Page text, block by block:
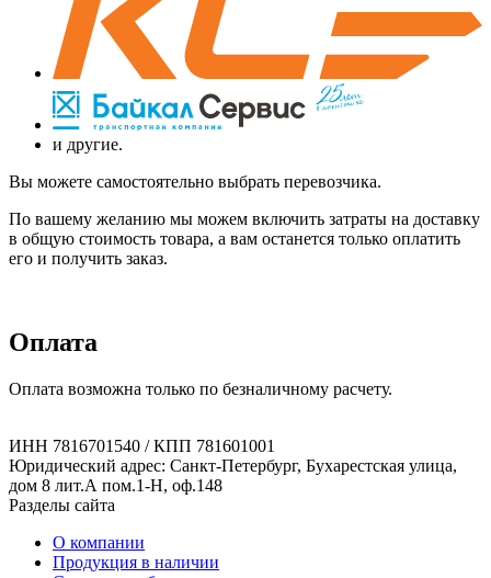
и другие.
Вы можете самостоятельно выбрать перевозчика.
По вашему желанию мы можем включить затраты на доставку
в общую стоимость товара, а вам останется только оплатить
его и получить заказ.
Оплата
Оплата возможна только по безналичному расчету.
ИНН 7816701540 / КПП 781601001
Юридический адрес: Санкт-Петербург, Бухарестская улица,
дом 8 лит.А пом.1-Н, оф.148
Разделы сайта
О компании
Продукция в наличии